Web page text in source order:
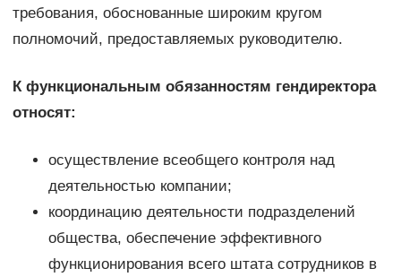
требования, обоснованные широким кругом
полномочий, предоставляемых руководителю.
К функциональным обязанностям гендиректора
относят:
осуществление всеобщего контроля над
деятельностью компании;
координацию деятельности подразделений
общества, обеспечение эффективного
функционирования всего штата сотрудников в